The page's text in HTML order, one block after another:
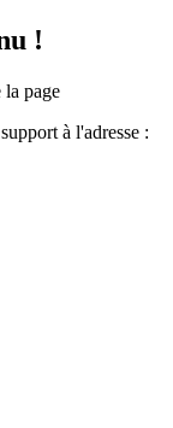
!
la page
à l'adresse :